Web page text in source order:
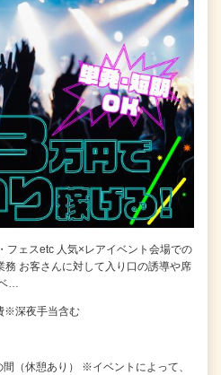
フェスetc 人気×レアイベント会場での
務 お客さんに対して入り口の誘導や席
…
※深夜手当含む
（休憩あり） ※イベントによって、